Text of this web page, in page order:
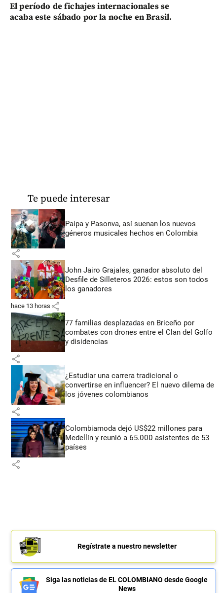
El período de fichajes internacionales se
acaba este sábado por la noche en Brasil.
Te puede interesar
Paipa y Pasonva, así suenan los nuevos
géneros musicales hechos en Colombia
share
John Jairo Grajales, ganador absoluto del
Desfile de Silleteros 2026: estos son todos
los ganadores
hace 13 horas share
77 familias desplazadas en Briceño por
combates con drones entre el Clan del Golfo
y disidencias
share
¿Estudiar una carrera tradicional o
convertirse en influencer? El nuevo dilema de
los jóvenes colombianos
share
Colombiamoda dejó US$22 millones para
Medellín y reunió a 65.000 asistentes de 53
países
share
Regístrate a nuestro newsletter
Siga las noticias de EL COLOMBIANO desde Google
News